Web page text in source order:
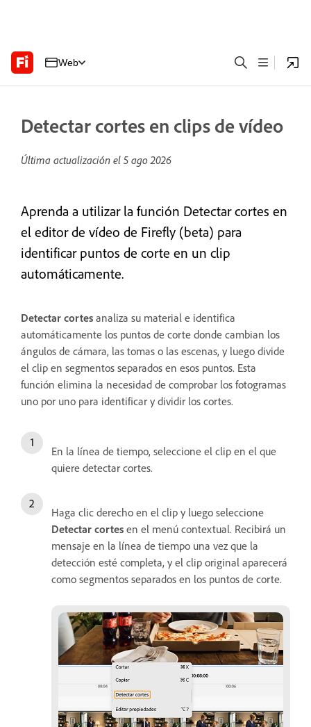
Web
Detectar cortes en clips de vídeo
Última actualización el 5 ago 2026
Aprenda a utilizar la función Detectar cortes en
el editor de vídeo de Firefly (beta) para
identificar puntos de corte en un clip
automáticamente.
Detectar cortes analiza su material e identifica
automáticamente los puntos de corte donde cambian los
ángulos de cámara, las tomas o las escenas, y luego divide
el clip en segmentos separados en esos puntos. Esta
función elimina la necesidad de comprobar los fotogramas
uno por uno para identificar y dividir los cortes.
En la línea de tiempo, seleccione el clip en el que
quiere detectar cortes.
Haga clic derecho en el clip y luego seleccione
Detectar cortes en el menú contextual. Recibirá un
mensaje en la línea de tiempo una vez que la
detección esté completa, y el clip original aparecerá
como segmentos separados en los puntos de corte.